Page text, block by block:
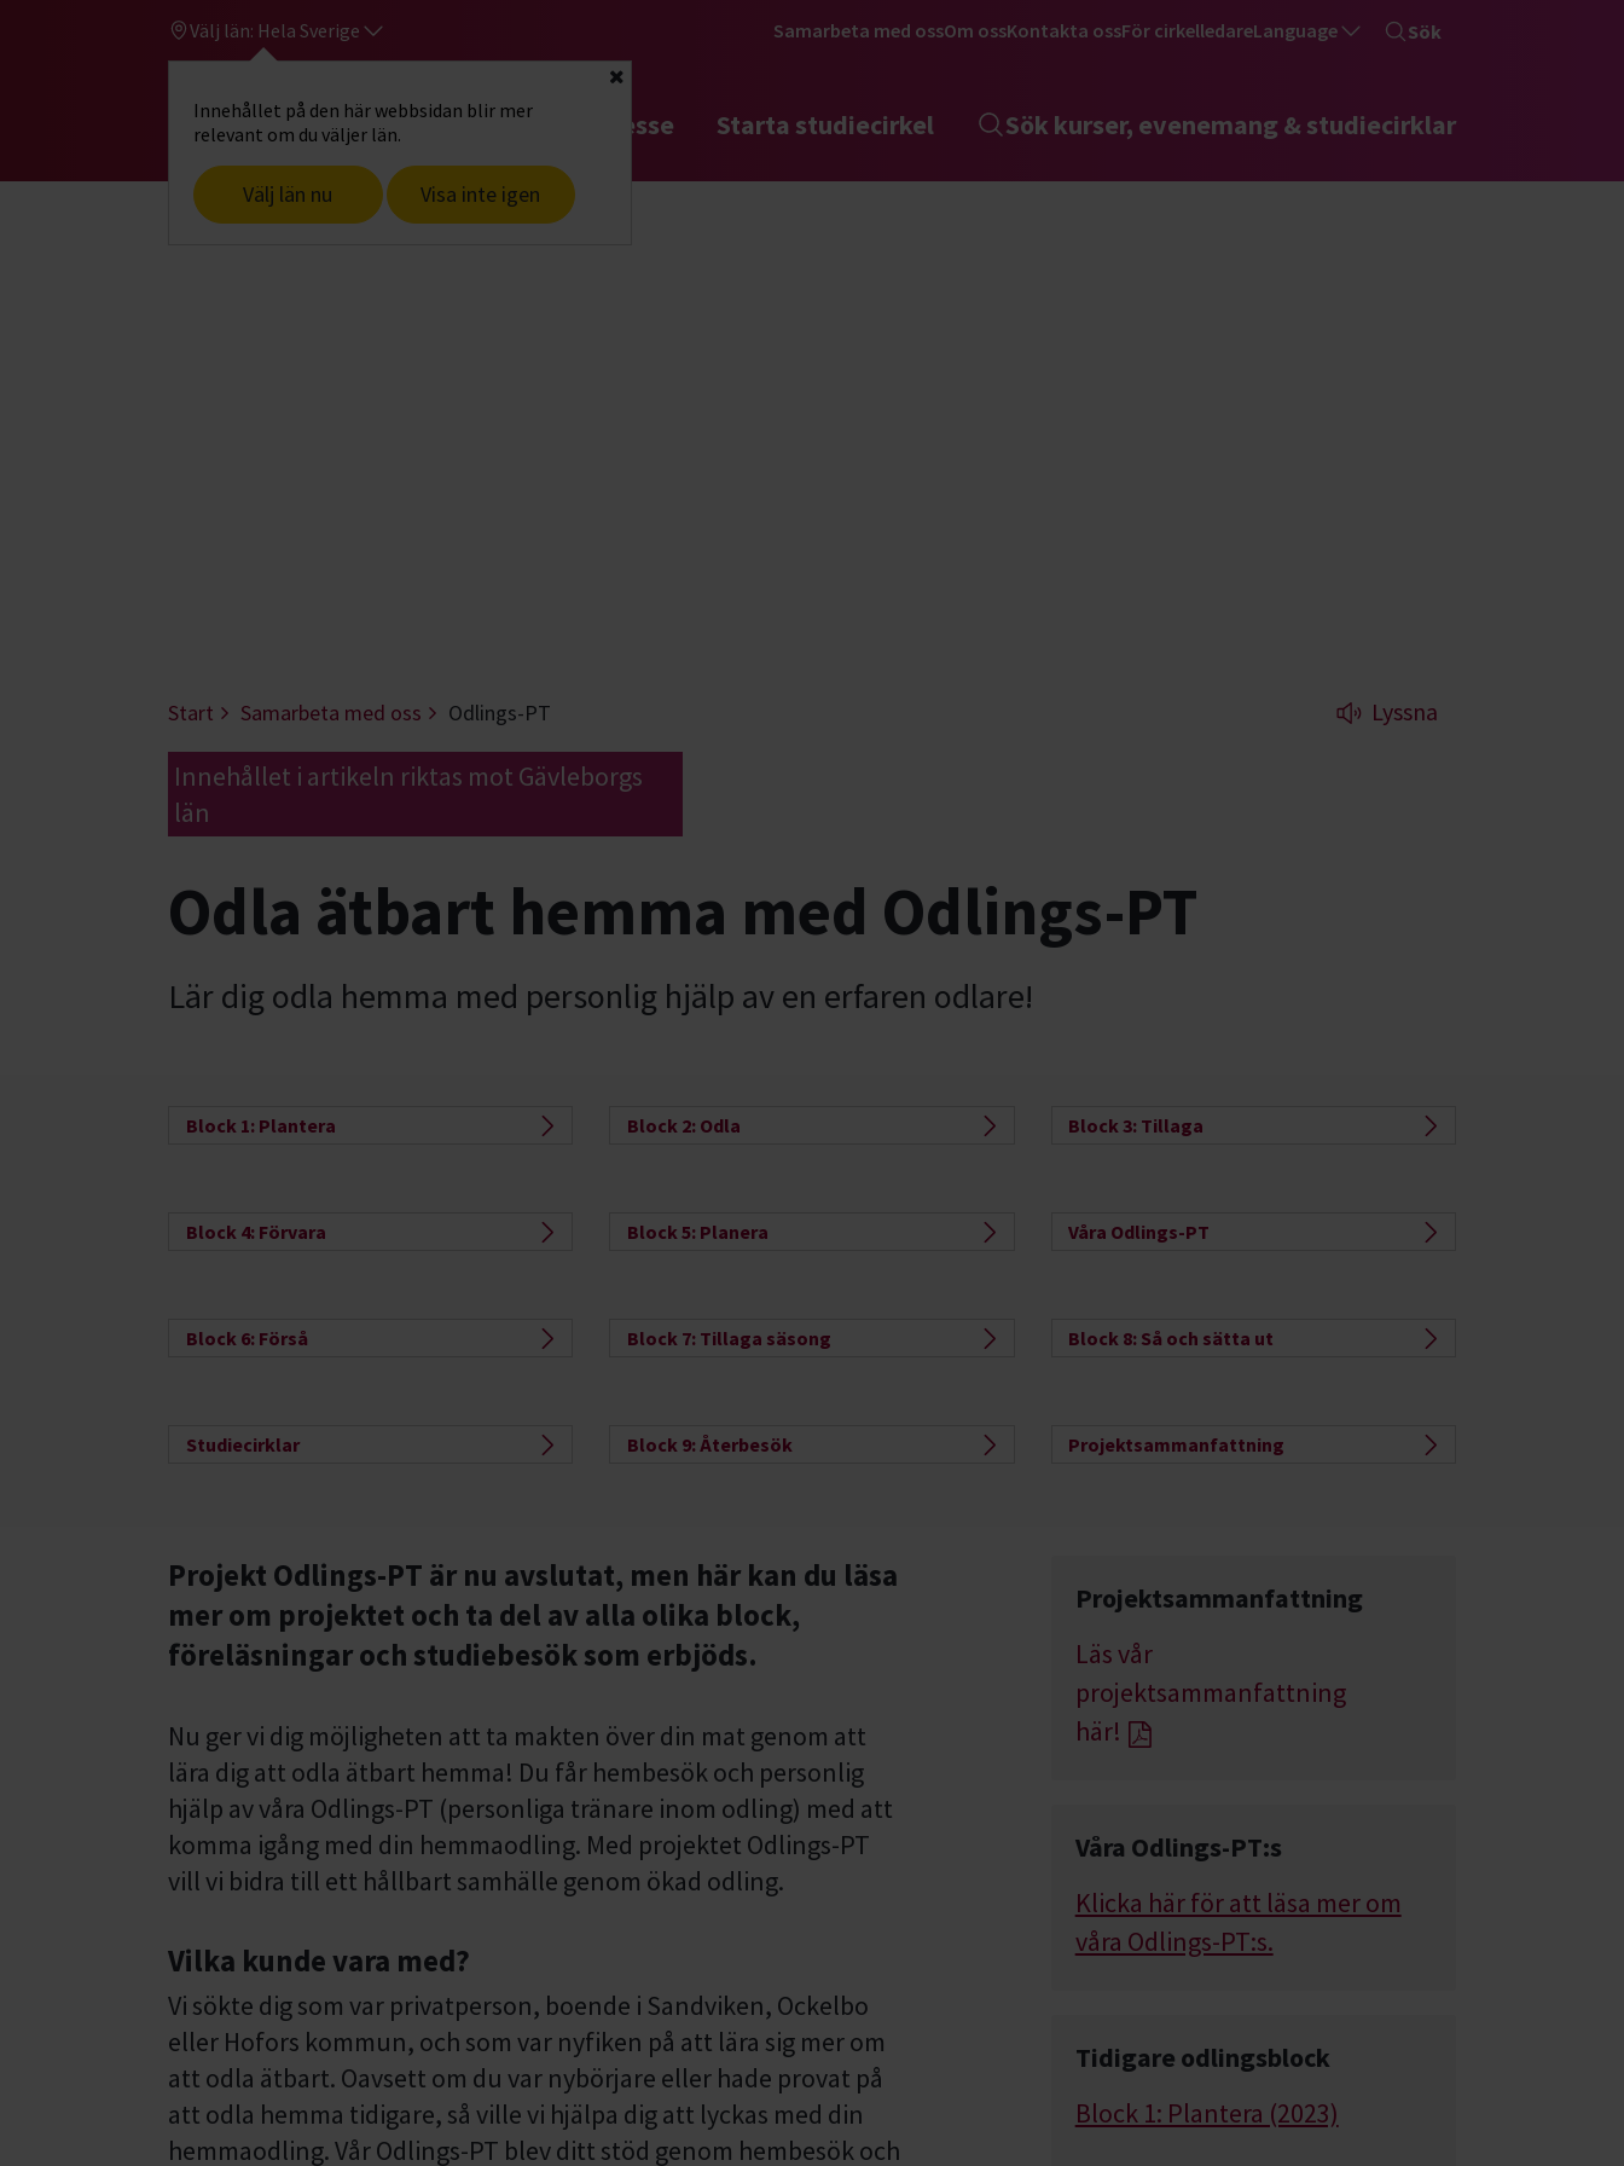
Välj län: Hela Sverige
Innehållet på den här webbsidan blir mer
relevant om du väljer län.
Välj län nu Visa inte igen
Stäng
Samarbeta med ossOm ossKontakta ossFör cirkelledareLanguage Sök
Gå till studiefrämjandets startsidaHitta intresse Starta studiecirkel Sök kurser, evenemang & studiecirklar
Start Samarbeta med oss Odlings-PT Lyssna
Innehållet i artikeln riktas mot Gävleborgs
län
Odla ätbart hemma med Odlings-PT
Lär dig odla hemma med personlig hjälp av en erfaren odlare!
Block 1: Plantera Block 2: Odla Block 3: Tillaga
Block 4: Förvara Block 5: Planera Våra Odlings-PT
Block 6: Förså Block 7: Tillaga säsong Block 8: Så och sätta ut
Studiecirklar Block 9: Återbesök Projektsammanfattning
Projekt Odlings-PT är nu avslutat, men här kan du läsa
mer om projektet och ta del av alla olika block,
föreläsningar och studiebesök som erbjöds.
Nu ger vi dig möjligheten att ta makten över din mat genom att
lära dig att odla ätbart hemma! Du får hembesök och personlig
hjälp av våra Odlings-PT (personliga tränare inom odling) med att
komma igång med din hemmaodling. Med projektet Odlings-PT
vill vi bidra till ett hållbart samhälle genom ökad odling.
Vilka kunde vara med?
Vi sökte dig som var privatperson, boende i Sandviken, Ockelbo
eller Hofors kommun, och som var nyfiken på att lära sig mer om
att odla ätbart. Oavsett om du var nybörjare eller hade provat på
att odla hemma tidigare, så ville vi hjälpa dig att lyckas med din
hemmaodling. Vår Odlings-PT blev ditt stöd genom hembesök och
Projektsammanfattning
Läs vår
projektsammanfattning
här!
Våra Odlings-PT:s
Klicka här för att läsa mer om
våra Odlings-PT:s.
Tidigare odlingsblock
Block 1: Plantera (2023)